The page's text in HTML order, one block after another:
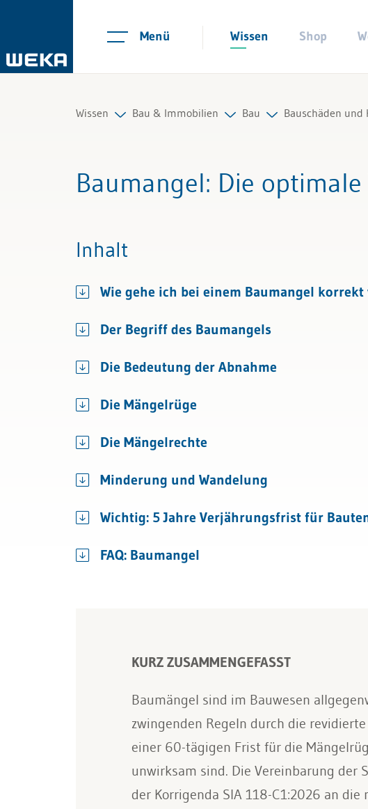
Menü Wissen Shop
Wissen
Management
Finanzen & Steuern
Recht
Bau & Immobilien
Bau & Immobilien
Bau
Bau
Werkabnahme und
Bauschäden und
Alle
Baumangel: Die
Inhalt
Wie gehe ich bei einem Baumangel
Der Begriff des Baumangels
Die Bedeutung der Abnahme
Die Mängelrüge
Die Mängelrechte
Minderung und Wandelung
Wichtig: 5 Jahre Verjährungsfrist für
FAQ: Baumangel
KURZ ZUSAMMENGEFASST
Baumängel sind im Bauwesen
zwingenden Regeln durch die
einer 60-tägigen Frist für die
unwirksam sind. Die Vereinbarung der
der Korrigenda SIA 118-C1:2026 an